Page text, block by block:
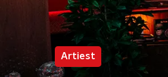
Artiest